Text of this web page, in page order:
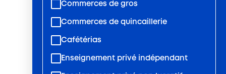
Commerces de gros
Commerces de quincaillerie
Cafétérias
Enseignement privé indépendant